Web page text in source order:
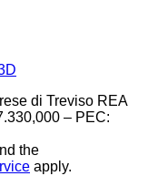
di Treviso REA
– PEC:
the
apply.